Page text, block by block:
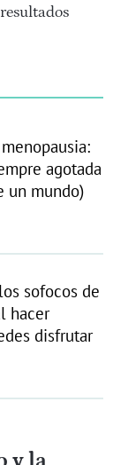
agotada
un mundo)
sofocos de
hacer
disfrutar